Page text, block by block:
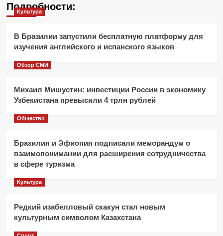
Подробности:
Культура
В Бразилии запустили бесплатную платформу для
изучения английского и испанского языков
Обзор СМИ
Михаил Мишустин: инвестиции России в экономику
Узбекистана превысили 4 трлн рублей
Общество
Бразилия и Эфиопия подписали меморандум о
взаимопонимании для расширения сотрудничества
в сфере туризма
Культура
Редкий изабелловый скакун стал новым
культурным символом Казахстана